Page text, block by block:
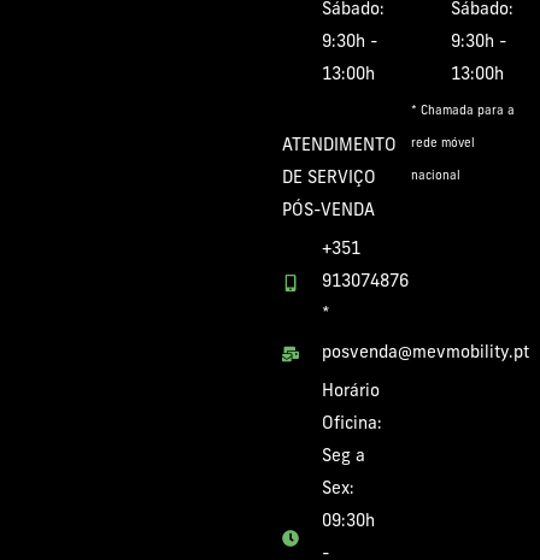
Sábado:
9:30h -
13:00h
ATENDIMENTO
DE SERVIÇO
PÓS-VENDA
+351
913074876
*
posvenda@mevmobility.pt
Horário
Oficina:
Seg a
Sex:
09:30h
-
Sábado:
9:30h -
13:00h
* Chamada para a
rede móvel
nacional